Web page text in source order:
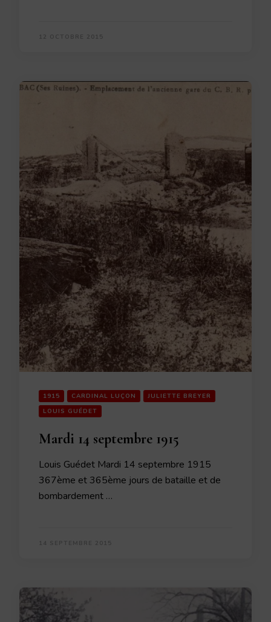
1915 CARDINAL LUÇON
JULIETTE BREYER
LOUIS GUÉDET
Mardi 14 septembre 1915
Louis Guédet Mardi 14 septembre 1915
367ème et 365ème jours de bataille et de
bombardement …